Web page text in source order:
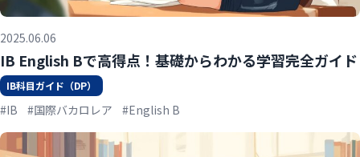
2025.06.06
IB English Bで高得点！基礎からわかる学習完全ガイド
IB科目ガイド（DP）
#IB #国際バカロレア #English B